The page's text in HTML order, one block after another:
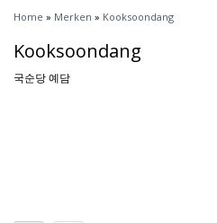
Home » Merken » Kooksoondang
Kooksoondang
국순당 예담